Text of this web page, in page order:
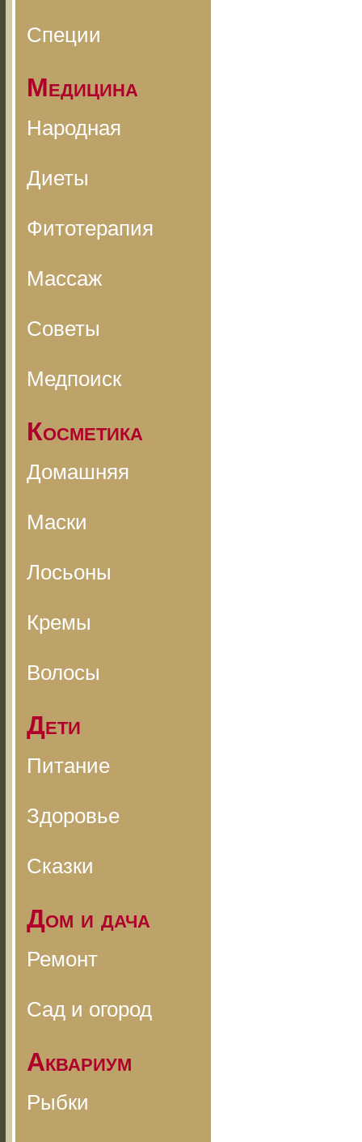
Специи
Медицина
Народная
Диеты
Фитотерапия
Массаж
Советы
Медпоиск
Косметика
Домашняя
Маски
Лосьоны
Кремы
Волосы
Дети
Питание
Здоровье
Сказки
Дом и дача
Ремонт
Сад и огород
Аквариум
Рыбки